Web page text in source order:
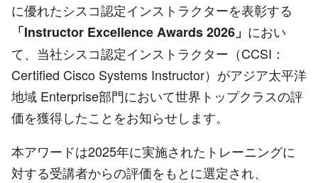
に優れたシスコ認定インストラクターを表彰する
「Instructor Excellence Awards 2026」 におい
て、当社シスコ認定インストラクター（CCSI：
Certified Cisco Systems Instructor）がアジア太平洋
地域 Enterprise部門において世界トップクラスの評
価を獲得したことをお知らせします。
本アワードは2025年に実施されたトレーニングに
対する受講者からの評価をもとに選定され、